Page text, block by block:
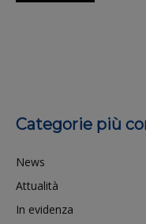
Categorie più
News
Attualità
In evidenza